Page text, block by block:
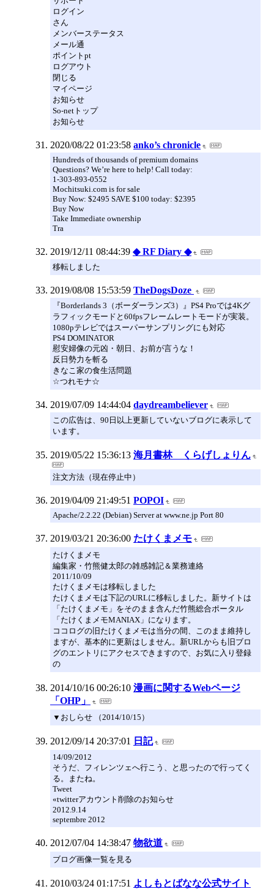
ログイン
さん
メンバーステータス
メール通
ポイントpt
ログアウト
閉じる
マイページ
お知らせ
So-netトップ
お知らせ
2020/08/22 01:23:58 anko’s chronicle
Hundreds of thousands of premium domains
Questions? We’re here to help! Call today:
1-303-893-0552
Mochitsuki.com is for sale
Buy Now: $2495 SAVE $100 today: $2395
Buy Now
Take Immediate ownership
Tra
2019/12/11 08:44:39 ◆ RF Diary ◆
移転しました
2019/08/08 15:53:59 TheDogsDoze
『Borderlands 3（ボーダーランズ3）』PS4 Proでは4Kグ
ラフィックモードと60fpsフレームレートモードが実装。
1080pテレビではスーパーサンプリングにも対応
PS4 DOMINATOR
慰安婦像の元凶・朝日、お前が言うな！
反日勢力を斬る
きなこ家の食生活問題
☆つれモナ☆
2019/07/09 14:44:04 daydreambeliever
この広告は、90日以上更新していないブログに表示して
います。
2019/05/22 15:36:13 海月書林 くらげしょりん
注文方法（現在停止中）
2019/04/09 21:49:51 POPOI
Apache/2.2.22 (Debian) Server at www.ne.jp Port 80
2019/03/21 20:36:00 たけくまメモ
たけくまメモ
編集家・竹熊健太郎の雑感雑記＆業務連絡
2011/10/09
たけくまメモは移転しました
たけくまメモは下記のURLに移転しました。新サイトは
「たけくまメモ」をそのまま含んだ竹熊総合ポータル
「たけくまメモMANIAX」になります。
ココログの旧たけくまメモは当分の間、このまま維持し
ますが、基本的に更新はしません。新URLからも旧ブロ
グのエントリにアクセスできますので、お気に入り登録
の
2014/10/16 00:26:10 漫画に関するWebページ
「OHP」
▼おしらせ （2014/10/15）
2012/09/14 20:37:01 日記
14/09/2012
そうだ、フィレンツェへ行こう、と思ったので行ってく
る。またね。
Tweet
«twitterアカウント削除のお知らせ
2012.9.14
septembre 2012
2012/07/04 14:38:47 物欲道
ブログ画像一覧を見る
2010/03/24 01:17:51 よしもとばなな公式サイト